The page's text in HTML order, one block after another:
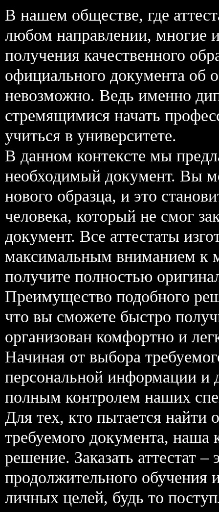
В нашем обществе, где
любом направлении, многие
получения качественного
официального документа об
невозможно. Ведь именно
стремящимися начать
учиться в университете.
В данном контексте мы
необходимый документ. Вы
нового образца, и это
человека, который не смог
документ. Все аттестаты
максимальным вниманием к
получите полностью
Преимущество подобного
что вы сможете быстро
организован комфортно и
Начиная от выбора
персональной информации и
полным контролем наших
Для тех, кто пытается найти
требуемого документа, наша
решение. Заказать аттестат –
продолжительного обучения
личных целей, будь то